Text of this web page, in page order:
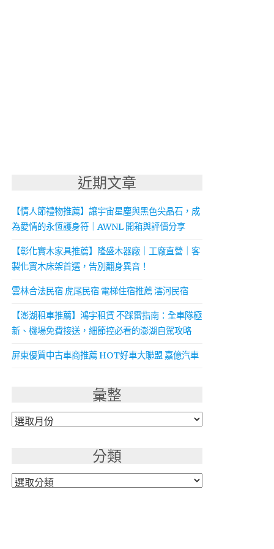
近期文章
【情人節禮物推薦】讓宇宙星塵與黑色尖晶石，成
為愛情的永恆護身符｜AWNL 開箱與評價分享
【彰化實木家具推薦】隆盛木器廠｜工廠直營｜客
製化實木床架首選，告別翻身異音！
雲林合法民宿 虎尾民宿 電梯住宿推薦 澐河民宿
【澎湖租車推薦】鴻宇租賃 不踩雷指南：全車隊極
新、機場免費接送，細節控必看的澎湖自駕攻略
屏東優質中古車商推薦 HOT好車大聯盟 嘉億汽車
彙整
彙
分類
分